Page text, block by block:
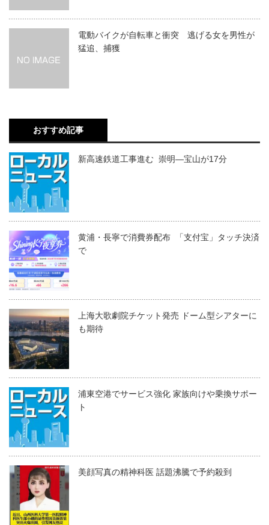
電動バイクが自転車と衝突 逃げる女を男性が
猛追、捕獲
おすすめ記事
新高速鉄道工事進む 崇明―宝山が17分
黄浦・長寧で消費券配布 「支付宝」タッチ決済
で
上海大歌劇院チケット発売 ドーム型シアターに
も期待
浦東空港でサービス強化 家族向けや乗換サポー
ト
美顔写真の精神科医 話題沸騰で予約殺到